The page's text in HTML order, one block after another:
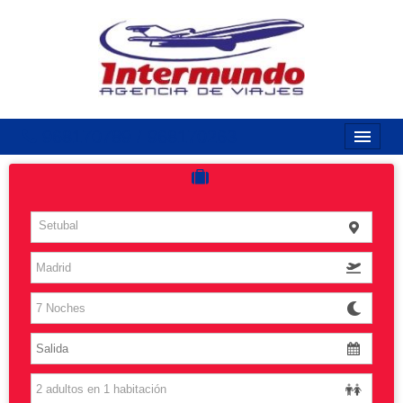
Costas
Vuelos
Islas
Caribe
Grandes Viajes
Setubal